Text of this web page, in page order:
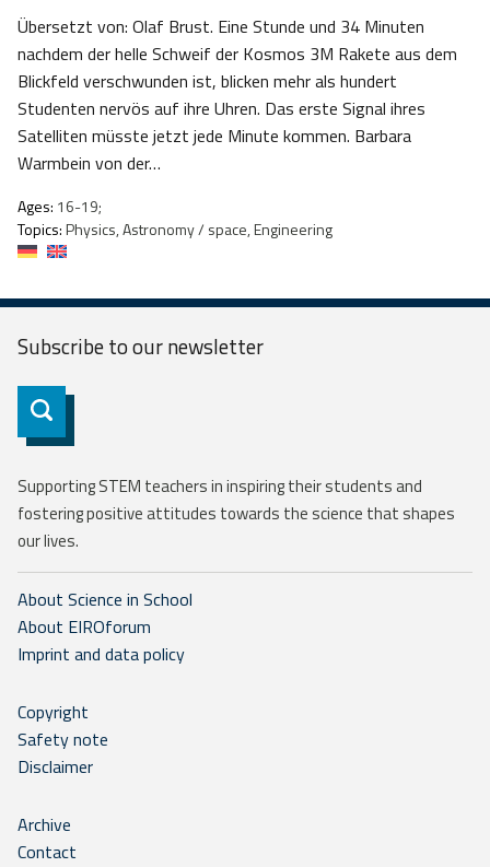
Übersetzt von: Olaf Brust. Eine Stunde und 34 Minuten
nachdem der helle Schweif der Kosmos 3M Rakete aus dem
Blickfeld verschwunden ist, blicken mehr als hundert
Studenten nervös auf ihre Uhren. Das erste Signal ihres
Satelliten müsste jetzt jede Minute kommen. Barbara
Warmbein von der…
Ages: 16-19;
Topics:Physics, Astronomy / space, Engineering
Subscribe to ournewsletter
Subscribe
Supporting STEM teachers in inspiring their students and
fostering positive attitudes towards the science that shapes
our lives.
About Science in School
About EIROforum
Imprint and data policy
Copyright
Safety note
Disclaimer
Archive
Contact